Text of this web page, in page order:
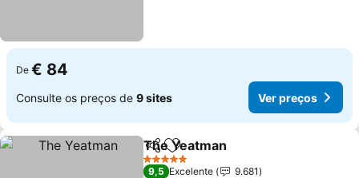
De € 84
Consulte os preços de 9 sites Ver preços
PartilharAdicionar aos favoritos
The Yeatman
5 Estrelas
9,5 Excelente
9.681